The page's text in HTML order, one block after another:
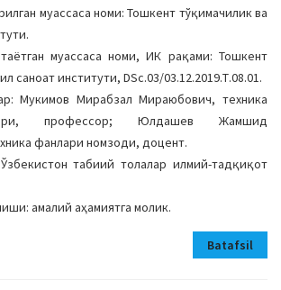
муассаса номи: Тошкент тўқимачилик ва
муассаса номи, ИК рақами: Тошкент
саноат институти, DSc.03/03.12.2019.Т.08.01.
Мукимов Мирабзал Мираюбович, техника
профессор; Юлдашев Жамшид
фанлари номзоди, доцент.
табиий толалар илмий-тадқиқот
амалий аҳамиятга молик.
Batafsil